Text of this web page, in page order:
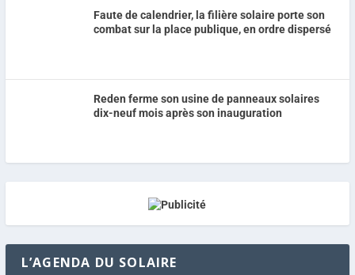
Faute de calendrier, la filière solaire porte son
combat sur la place publique, en ordre dispersé
Reden ferme son usine de panneaux solaires
dix-neuf mois après son inauguration
L’AGENDA DU SOLAIRE